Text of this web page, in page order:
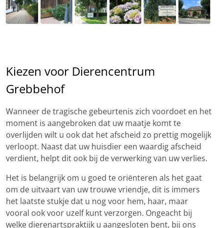
Kiezen voor Dierencentrum
Grebbehof
Wanneer de tragische gebeurtenis zich voordoet en het
moment is aangebroken dat uw maatje komt te
overlijden wilt u ook dat het afscheid zo prettig mogelijk
verloopt. Naast dat uw huisdier een waardig afscheid
verdient, helpt dit ook bij de verwerking van uw verlies.
Het is belangrijk om u goed te oriënteren als het gaat
om de uitvaart van uw trouwe vriendje, dit is immers
het laatste stukje dat u nog voor hem, haar, maar
vooral ook voor uzelf kunt verzorgen. Ongeacht bij
welke dierenartspraktijk u aangesloten bent, bij ons